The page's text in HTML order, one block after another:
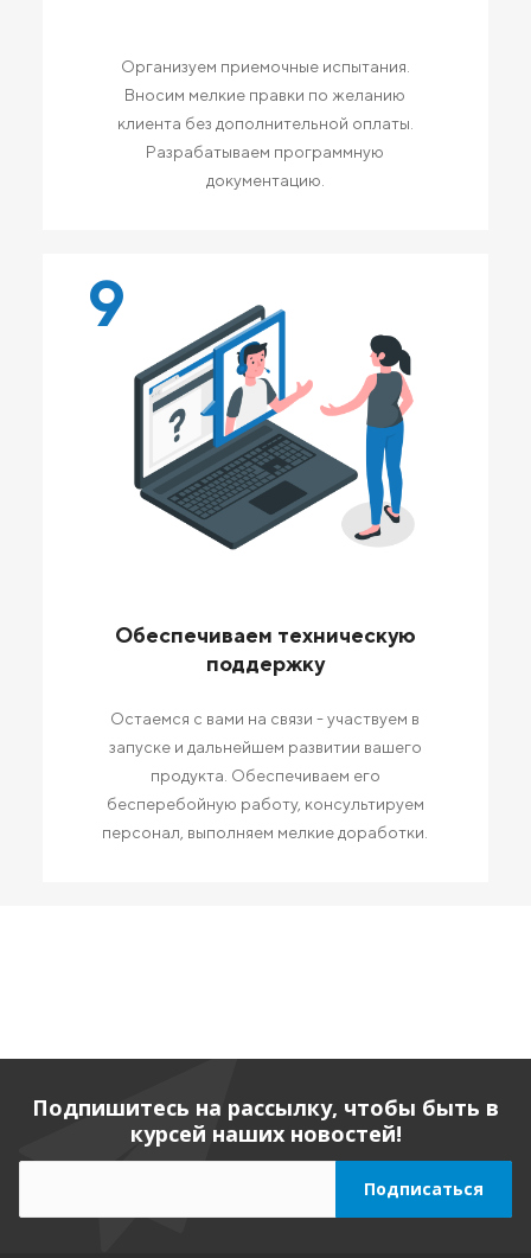
Организуем приемочные испытания.
Вносим мелкие правки по желанию
клиента без дополнительной оплаты.
Разрабатываем программную
документацию.
9
Обеспечиваем техническую
поддержку
Остаемся с вами на связи - участвуем в
запуске и дальнейшем развитии вашего
продукта. Обеспечиваем его
бесперебойную работу, консультируем
персонал, выполняем мелкие доработки.
Подпишитесь на рассылку, чтобы быть в
курсей наших новостей!